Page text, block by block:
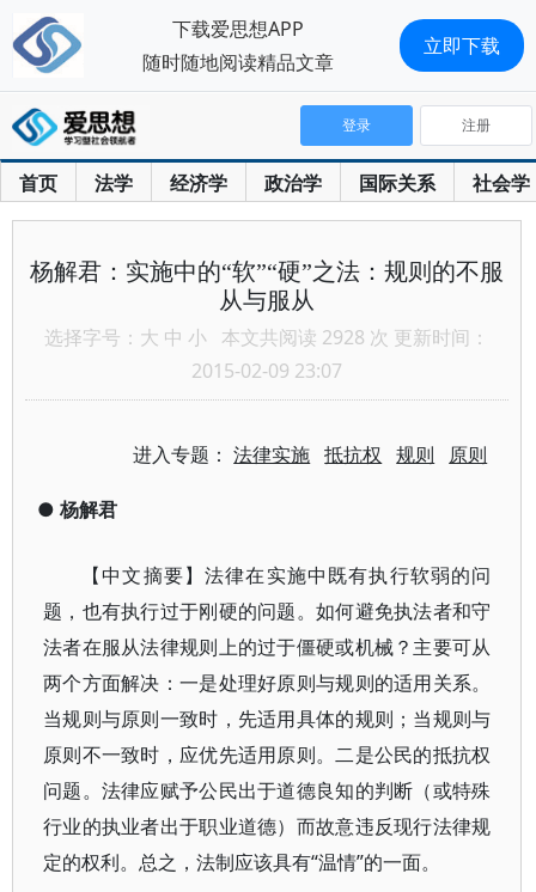
首页 法学 经济学 政治学 国际关系 社会学
登录 注册
杨解君：实施中的“软”“硬”之法：规则的不服
从与服从
选择字号： 大 中 小 本文共阅读 2928 次 更新时间：
2015-02-09 23:07
进入专题：法律实施 抵抗权 规则 原则
● 杨解君
【中文摘要】法律在实施中既有执行软弱的问
题，也有执行过于刚硬的问题。如何避免执法者和守
法者在服从法律规则上的过于僵硬或机械？主要可从
两个方面解决：一是处理好原则与规则的适用关系。
当规则与原则一致时，先适用具体的规则；当规则与
原则不一致时，应优先适用原则。二是公民的抵抗权
问题。法律应赋予公民出于道德良知的判断（或特殊
行业的执业者出于职业道德）而故意违反现行法律规
定的权利。总之，法制应该具有“温情”的一面。
下载爱思想APP
随时随地阅读精品文章
立即下载